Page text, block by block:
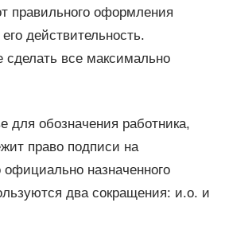
правильного оформления
действительность.
сделать все максимально
для обозначения работника,
право подписи на
назначенного
два сокращения: и.о. и